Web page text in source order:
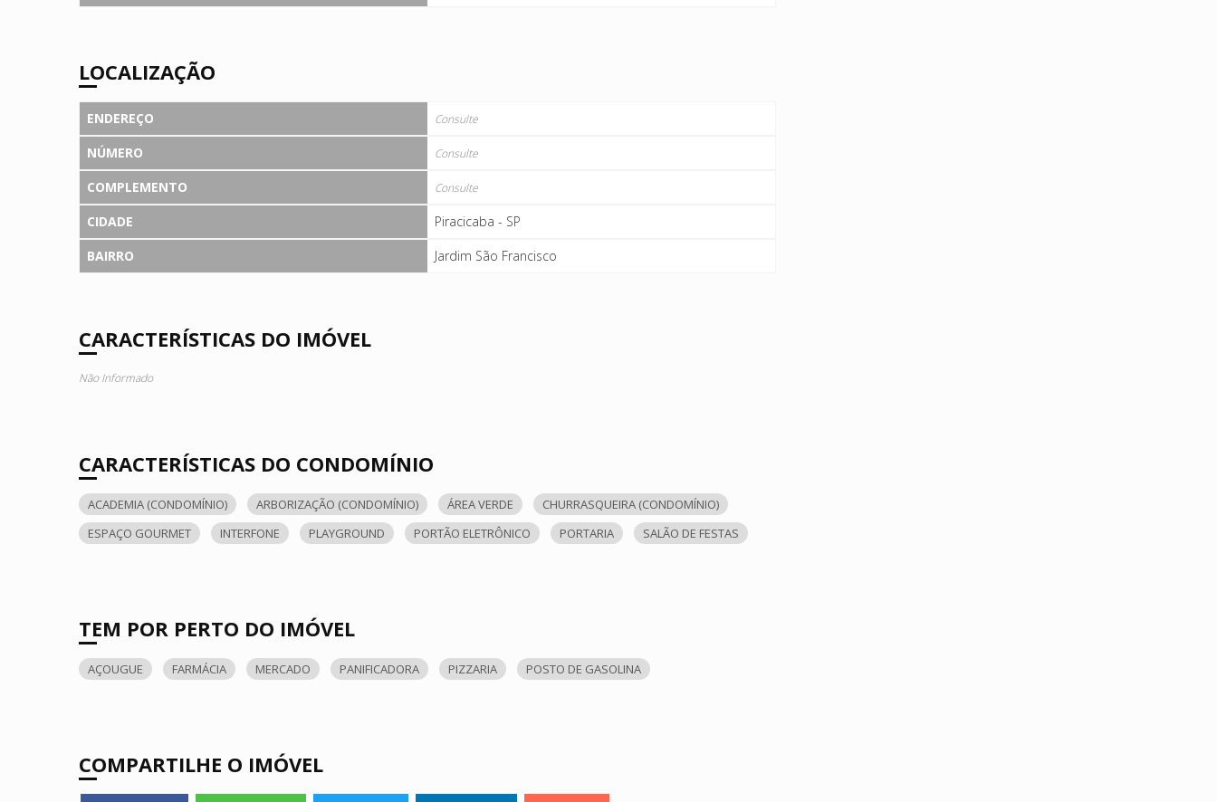
LOCALIZAÇÃO
ENDEREÇO Consulte
NÚMERO Consulte
COMPLEMENTO Consulte
CIDADE
Piracicaba - SP
BAIRRO
Jardim São Francisco
CARACTERÍSTICAS DO IMÓVEL
Não Informado
CARACTERÍSTICAS DO CONDOMÍNIO
ACADEMIA (CONDOMÍNIO) ARBORIZAÇÃO (CONDOMÍNIO) ÁREA VERDE
CHURRASQUEIRA (CONDOMÍNIO)
ESPAÇO GOURMET
INTERFONE PLAYGROUND PORTÃO ELETRÔNICO PORTARIA SALÃO DE FESTAS
TEM POR PERTO DO IMÓVEL
AÇOUGUE FARMÁCIA MERCADO PANIFICADORA PIZZARIA POSTO DE GASOLINA
COMPARTILHE O IMÓVEL